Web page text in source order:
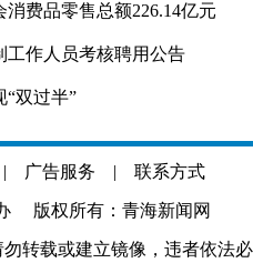
费品零售总额226.14亿元
工作人员考核聘用公告
“双过半”
广告服务 | 联系方式
版权所有：青海新闻网
转载或建立镜像，违者依法